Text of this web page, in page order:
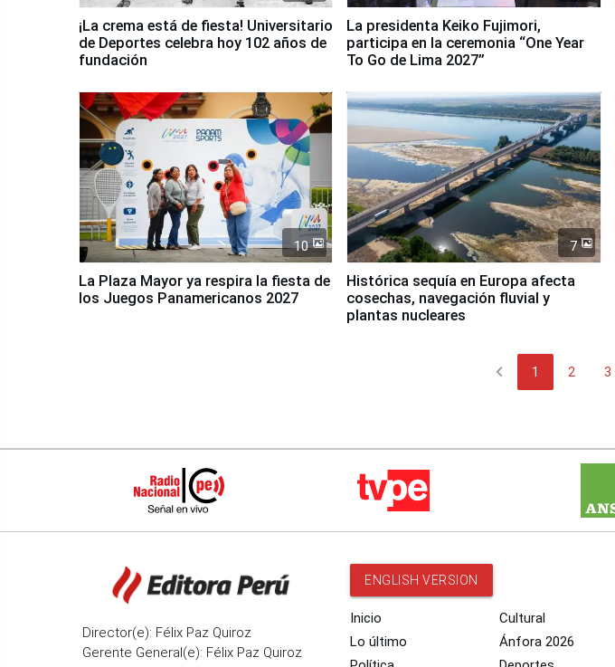
¡La crema está de fiesta! Universitario
de Deportes celebra hoy 102 años de
fundación
La presidenta Keiko Fujimori,
participa en la ceremonia “One Year
To Go de Lima 2027”
10
La Plaza Mayor ya respira la fiesta de
los Juegos Panamericanos 2027
7
Histórica sequía en Europa afecta
cosechas, navegación fluvial y
plantas nucleares
chevron_left 1 2 3
Director(e): Félix Paz Quiroz
Gerente General(e): Félix Paz Quiroz
ENGLISH VERSION
Inicio
Lo último
Cultural
Ánfora 2026